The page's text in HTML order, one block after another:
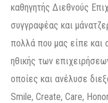
καθηγητής Διεθνούς
συγγραφέας και
πολλά που μας είπε και
ηθικής των
οποίες και ανέλυσε
Smile, Create, Care,